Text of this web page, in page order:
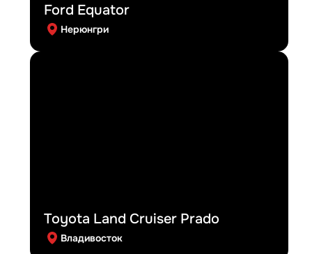
Ford Equator
Нерюнгри
Toyota Land Cruiser Prado
Владивосток